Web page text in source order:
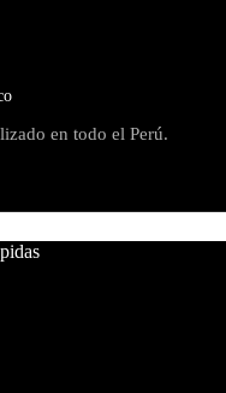
en todo el Perú.